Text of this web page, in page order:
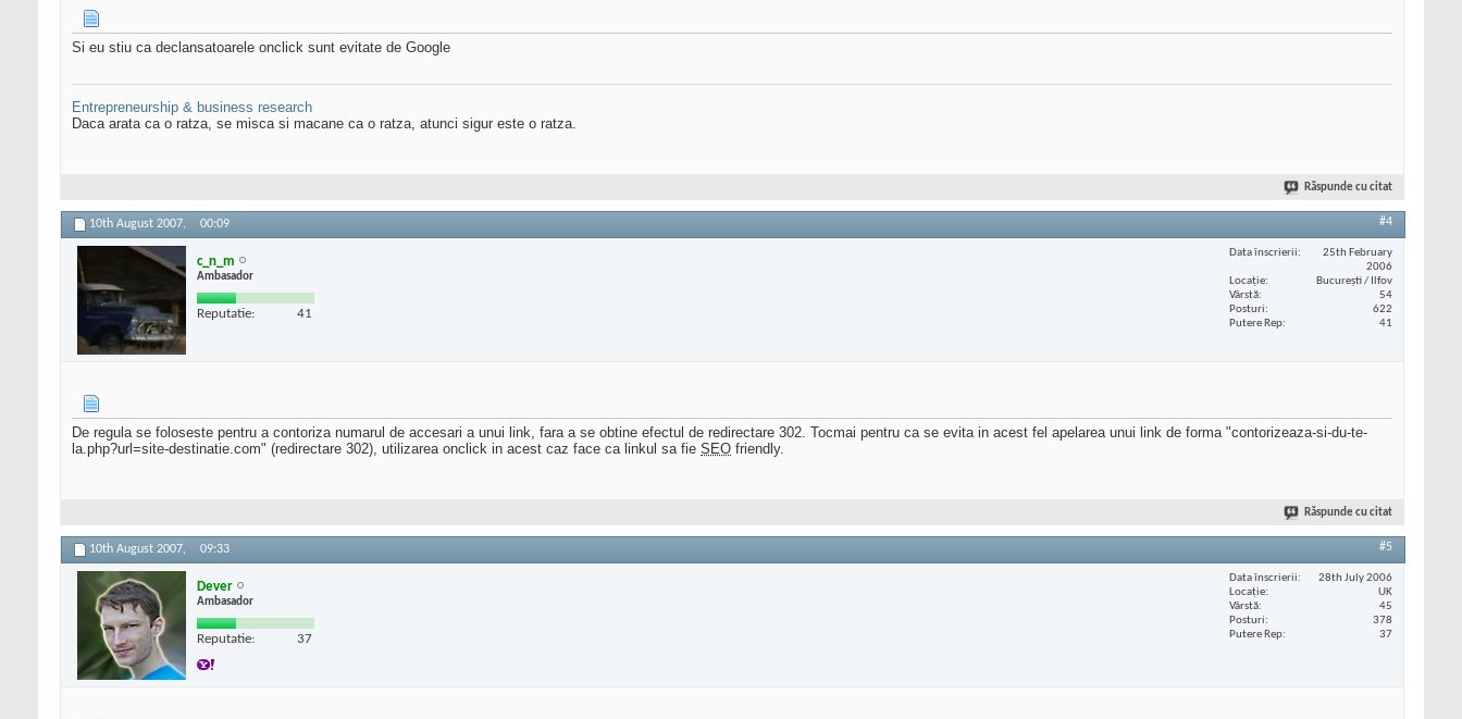
Si eu stiu ca declansatoarele onclick sunt evitate de Google
Entrepreneurship & business research
Daca arata ca o ratza, se misca si macane ca o ratza, atunci sigur este o ratza.
Răspunde cu citat
10th August 2007, 00:09 #4
c_n_m
Ambasador
Reputatie: 41
Data înscrierii
25th February
2006
Locaţie
București / Ilfov
Vârstă
54
Posturi
622
Putere Rep
41
De regula se foloseste pentru a contoriza numarul de accesari a unui link, fara a se obtine efectul de redirectare 302. Tocmai pentru ca se evita in acest fel apelarea unui link de forma "contorizeaza-si-du-te-
la.php?url=site-destinatie.com" (redirectare 302), utilizarea onclick in acest caz face ca linkul sa fie SEO friendly.
Răspunde cu citat
10th August 2007, 09:33 #5
Dever
Ambasador
Reputatie: 37
Data înscrierii
28th July 2006
Locaţie
UK
Vârstă
45
Posturi
378
Putere Rep
37